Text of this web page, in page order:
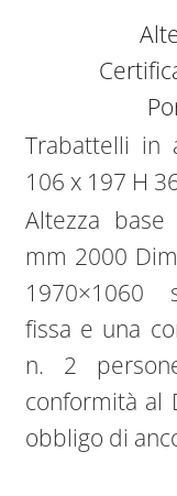
Trabattelli in
106 x 197 H
Altezza
mm 2000
1970×1060
fissa e una
n. 2
conformità al
obbligo di